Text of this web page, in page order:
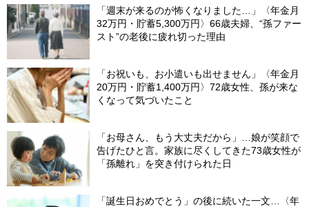
「週末が来るのが怖くなりました…」〈年金月
32万円・貯蓄5,300万円〉66歳夫婦、“孫ファー
スト”の老後に疲れ切った理由
「お祝いも、お小遣いも出せません」〈年金月
20万円・貯蓄1,400万円〉72歳女性、孫が来な
くなって気づいたこと
「お母さん、もう大丈夫だから」…娘が笑顔で
告げたひと言。家族に尽くしてきた73歳女性が
「孫離れ」を突き付けられた日
「誕生日おめでとう」の後に続いた一文…〈年